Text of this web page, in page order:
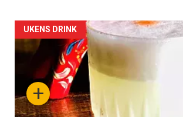
Artikler
detail
section
+
UKENS DRINK